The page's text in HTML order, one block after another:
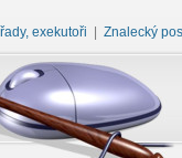
exekutoři Znalecký